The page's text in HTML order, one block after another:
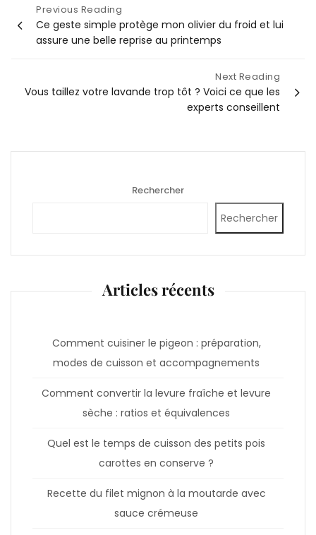
Navigation
de
l’article
Previous Reading
Ce geste simple protège mon olivier du froid et lui
assure une belle reprise au printemps
Next Reading
Vous taillez votre lavande trop tôt ? Voici ce que les
experts conseillent
Rechercher
Rechercher
Articles récents
Comment cuisiner le pigeon : préparation,
modes de cuisson et accompagnements
Comment convertir la levure fraîche et levure
sèche : ratios et équivalences
Quel est le temps de cuisson des petits pois
carottes en conserve ?
Recette du filet mignon à la moutarde avec
sauce crémeuse